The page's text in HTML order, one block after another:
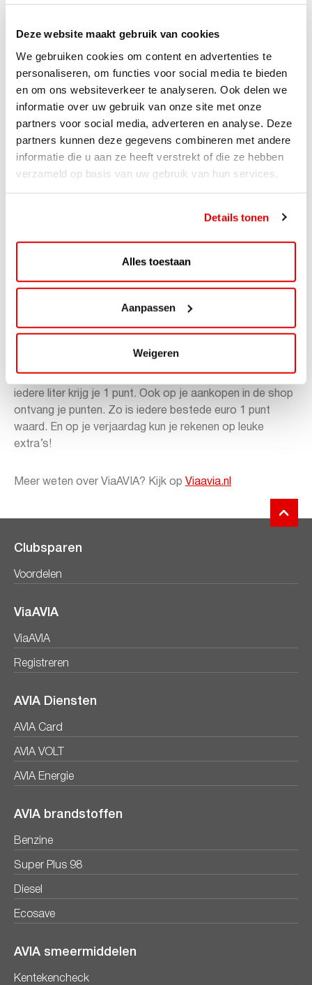
Deze website maakt gebruik van cookies
We gebruiken cookies om content en advertenties te
personaliseren, om functies voor social media te bieden
en om ons websiteverkeer te analyseren. Ook delen we
informatie over uw gebruik van onze site met onze
partners voor social media, adverteren en analyse. Deze
partners kunnen deze gegevens combineren met andere
informatie die u aan ze heeft verstrekt of die ze hebben
verzameld op basis van uw gebruik van hun services.
Details tonen
Alles toestaan
Aanpassen
Weigeren
maand maak je kans op één van de 5 BMW Driving
experience trainingen (voor 2 personen)!
Sparen gaat ongemerkt snel want je spaart bij zowel
iedere liter krijg je 1 punt. Ook op je aankopen in de shop
ontvang je punten. Zo is iedere bestede euro 1 punt
waard. En op je verjaardag kun je rekenen op leuke
extra’s!
Meer weten over ViaAVIA? Kijk op Viaavia.nl
Clubsparen
Voordelen
ViaAVIA
ViaAVIA
Registreren
AVIA Diensten
AVIA Card
AVIA VOLT
AVIA Energie
AVIA brandstoffen
Benzine
Super Plus 98
Diesel
Ecosave
AVIA smeermiddelen
Kentekencheck